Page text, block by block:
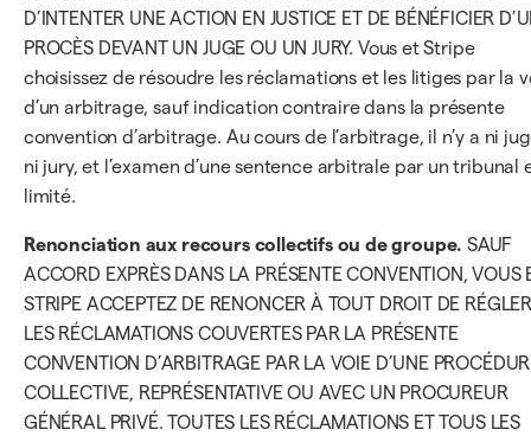
D’INTENTER UNE ACTION EN JUSTICE ET DE BÉNÉFICIER
PROCÈS DEVANT UN JUGE OU UN JURY. Vous et Stripe
choisissez de résoudre les réclamations et les litiges par la
d’un arbitrage, sauf indication contraire dans la présente
convention d’arbitrage. Au cours de l’arbitrage, il n’y a ni
ni jury, et l’examen d’une sentence arbitrale par un tribunal
limité.
Renonciation aux recours collectifs ou de groupe. SAUF
ACCORD EXPRÈS DANS LA PRÉSENTE CONVENTION, VOUS
STRIPE ACCEPTEZ DE RENONCER À TOUT DROIT DE
LES RÉCLAMATIONS COUVERTES PAR LA PRÉSENTE
CONVENTION D’ARBITRAGE PAR LA VOIE D’UNE
COLLECTIVE, REPRÉSENTATIVE OU AVEC UN PROCUREUR
GÉNÉRAL PRIVÉ. TOUTES LES RÉCLAMATIONS ET TOUS LES